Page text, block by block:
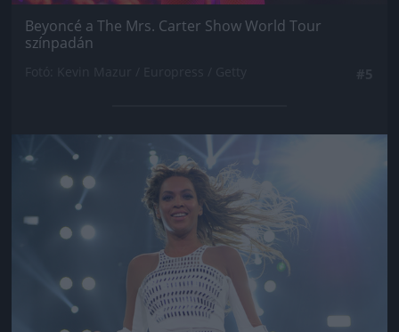
Beyoncé a The Mrs. Carter Show World Tour
színpadán
Jön még kép!